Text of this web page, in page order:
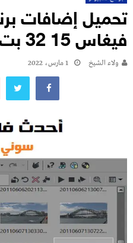
تحميل إضافات
فيغاس 15 32 بت عربي برامباشر
ولاء الشيخ 1 مارس، 2022